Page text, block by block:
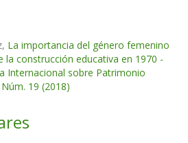
La importancia del género femenino
la construcción educativa en 1970 -
Internacional sobre Patrimonio
19 (2018)